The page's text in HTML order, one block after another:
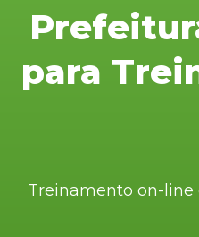
para
Treinamento on-line